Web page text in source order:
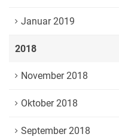
Januar 2019
2018
November 2018
Oktober 2018
September 2018